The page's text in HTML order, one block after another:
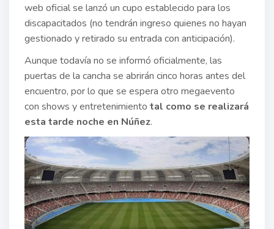
web oficial se lanzó un cupo establecido para los
discapacitados (no tendrán ingreso quienes no hayan
gestionado y retirado su entrada con anticipación).
Aunque todavía no se informó oficialmente, las
puertas de la cancha se abrirán cinco horas antes del
encuentro, por lo que se espera otro megaevento
con shows y entretenimiento tal como se realizará
esta tarde noche en Núñez.